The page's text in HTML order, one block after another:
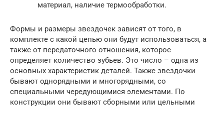
материал, наличие термообработки.
Формы и размеры звездочек зависят от того, в
комплекте с какой цепью они будут использоваться, а
также от передаточного отношения, которое
определяет количество зубьев. Это число – одна из
основных характеристик деталей. Также звездочки
бывают однорядными и многорядными, со
специальными чередующимися элементами. По
конструкции они бывают сборными или цельными